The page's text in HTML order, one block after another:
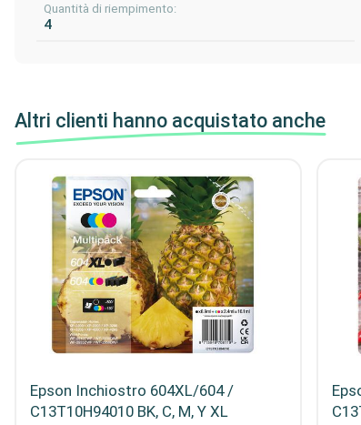
Quantità di riempimento:
4
Altri clienti hanno acquistato anche
Epson Inchiostro 604XL/604 /
C13T10H94010 BK, C, M, Y XL